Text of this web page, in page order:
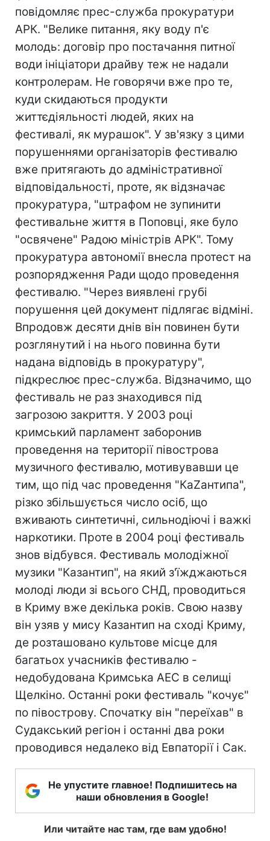
повідомляє прес-служба прокуратури
АРК. "Велике питання, яку воду п'є
молодь: договір про постачання питної
води ініціатори драйву теж не надали
контролерам. Не говорячи вже про те,
куди скидаються продукти
життєдіяльності людей, яких на
фестивалі, як мурашок". У зв'язку з цими
порушеннями організаторів фестивалю
вже притягають до адміністративної
відповідальності, проте, як відзначає
прокуратура, "штрафом не зупинити
фестивальне життя в Поповці, яке було
"освячене" Радою міністрів АРК". Тому
прокуратура автономії внесла протест на
розпорядження Ради щодо проведення
фестивалю. "Через виявлені грубі
порушення цей документ підлягає відміні.
Впродовж десяти днів він повинен бути
розглянутий і на нього повинна бути
надана відповідь в прокуратуру",
підкреслює прес-служба. Відзначимо, що
фестиваль не раз знаходився під
загрозою закриття. У 2003 році
кримський парламент заборонив
проведення на території півострова
музичного фестивалю, мотивувавши це
тим, що під час проведення "КаZантипа",
різко збільшується число осіб, що
вживають синтетичні, сильнодіючі і важкі
наркотики. Проте в 2004 році фестиваль
знов відбувся. Фестиваль молодіжної
музики "Казантип", на який з'їжджаються
молоді люди зі всього СНД, проводиться
в Криму вже декілька років. Свою назву
він узяв у мису Казантип на сході Криму,
де розташовано культове місце для
багатьох учасників фестивалю -
недобудована Кримська АЕС в селищі
Щелкіно. Останні роки фестиваль "кочує"
по півострову. Спочатку він "переїхав" в
Судакський регіон і останні два роки
проводився недалеко від Евпаторії і Сак.
Не упустите главное! Подпишитесь на
наши обновления в Google!
Или читайте нас там, где вам удобно!